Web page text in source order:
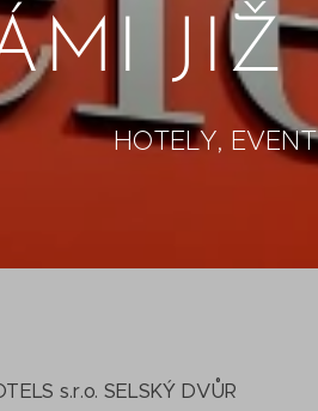
JIŽ
HOTELY,
s.r.o. SELSKÝ DVŮR